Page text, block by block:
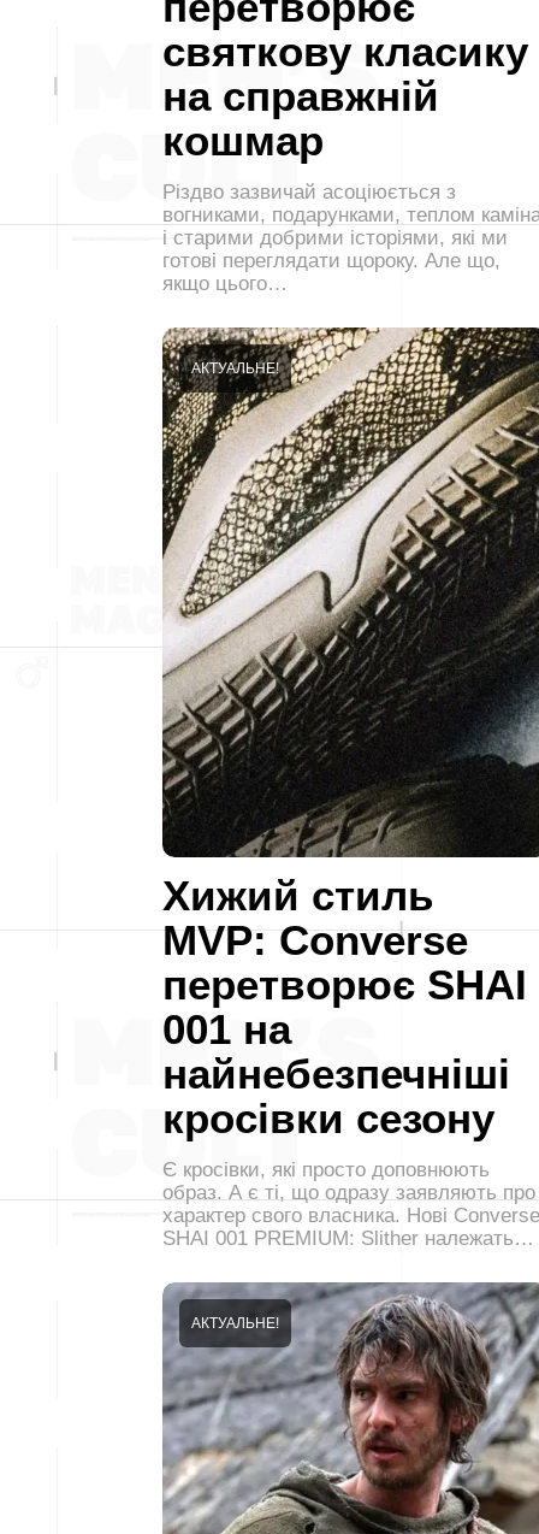
святкову класику
на справжній
кошмар
Різдво зазвичай асоціюється з
вогниками, подарунками, теплом
і старими добрими історіями, які ми
готові переглядати щороку. Але що,
якщо цього…
Хижий стиль
MVP: Converse
перетворює SHAI
001 на
найнебезпечніші
кросівки сезону
АКТУАЛЬНЕ!
Є кросівки, які просто доповнюють
образ. А є ті, що одразу заявляють про
характер свого власника. Нові Converse
SHAI 001 PREMIUM: Slither належать…
АКТУАЛЬНЕ!